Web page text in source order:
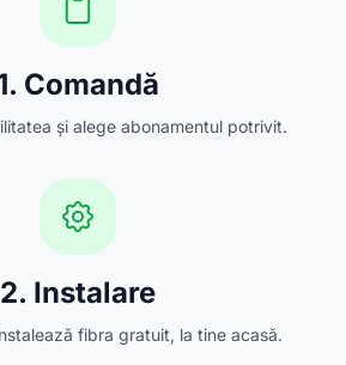
Comandă
și alege abonamentul potrivit.
2. Instalare
fibra gratuit, la tine acasă.